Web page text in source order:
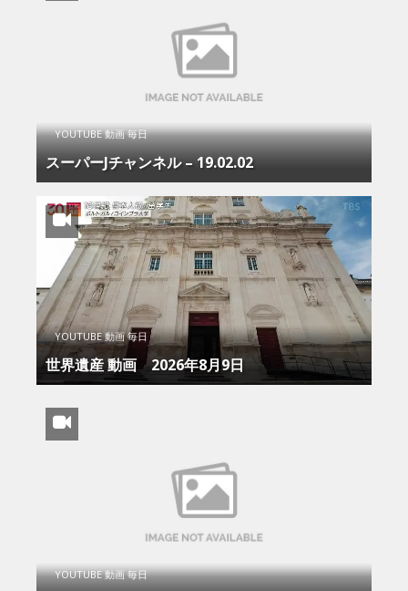
YOUTUBE 動画 毎日
スーパーJチャンネル – 19.02.02
YOUTUBE 動画 毎日
世界遺産 動画 2026年8月9日
YOUTUBE 動画 毎日